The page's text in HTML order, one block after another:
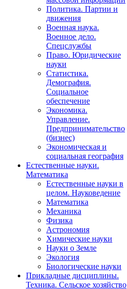
Политика. Партии и
движения
Военная наука.
Военное дело.
Спецслужбы
Право. Юридические
науки
Статистика.
Демография.
Социальное
обеспечение
Экономика.
Управление.
Предпринимательство
(бизнес)
Экономическая и
социальная география
Естественные науки.
Математика
Естественные науки в
целом. Науковедение
Математика
Механика
Физика
Астрономия
Химические науки
Науки о Земле
Экология
Биологические науки
Прикладные дисциплины.
Техника. Сельское хозяйство